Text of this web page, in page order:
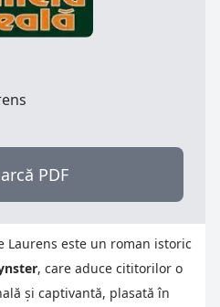
PDF
Laurens este un roman istoric
, care aduce cititorilor o
și captivantă, plasată în